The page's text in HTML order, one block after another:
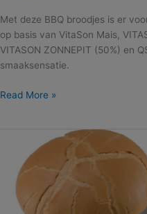
Met deze BBQ broodjes is er
op basis van VitaSon Mais,
VITASON ZONNEPIT (50%) en
smaaksensatie.
Read More »
Kaiserbroodjes